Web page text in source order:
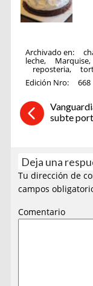
Archivado en:
leche, Marquise,
reposteria,
Edición Nro:
668
subte
Deja una
Tu dirección de
campos
Comentario